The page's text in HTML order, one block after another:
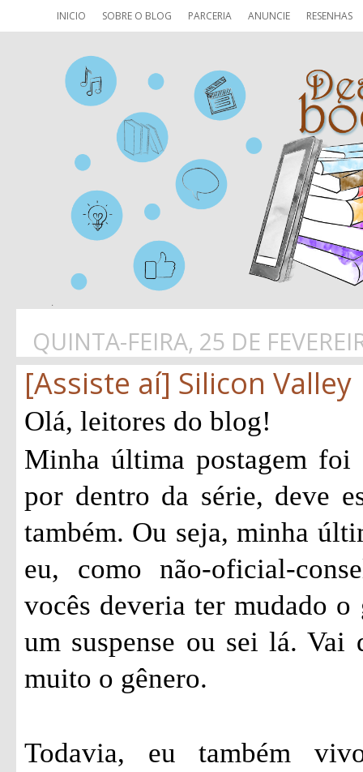
INICIO SOBRE O BLOG PARCERIA ANUNCIE RESENHAS
QUINTA-FEIRA, 25 DE
[Assiste aí] Silicon Valley
Olá, leitores do blog!
Minha última postagem
por dentro da série, deve
também. Ou seja, minha
eu, como não-oficial-
vocês deveria ter mudado o
um suspense ou sei lá. Vai
muito o gênero.
Todavia, eu também